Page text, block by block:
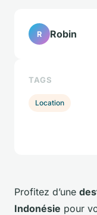
Profitez d’une
Indonésie pour
R Robin
TAGS
Location